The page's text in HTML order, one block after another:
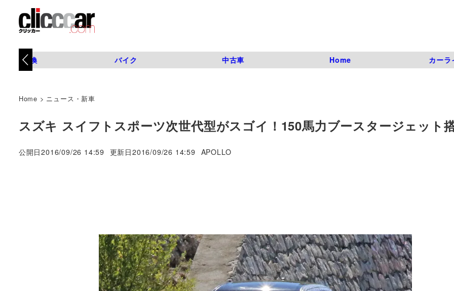
タイヤ交換 バイク 中古車 Home カーラ
Home > ニュース・新車
スズキ スイフトスポーツ次世代型がスゴイ！150馬力ブースタージェット
公開日2016/09/26 14:59 更新日2016/09/26 14:59
著
APOLLO